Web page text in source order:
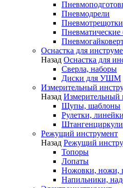
Пневмодрели
Пневмотрещотки
Оснастка для
Назад Оснастка для
Сверла, наборы
Диски для УШМ
Измерительный
Назад Измерительный
Щупы, шаблоны
Рулетки, линейки
Штангенциркули
Режущий инструмент
Назад Режущий
Топоры
Лопаты
Ножовки, ножи,
Напильники,